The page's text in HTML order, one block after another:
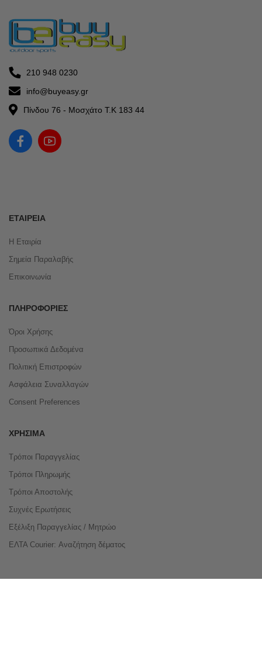
210 948 0230
info@buyeasy.gr
Πίνδου 76 - Μοσχάτο Τ.Κ 183 44
ΕΤΑΙΡΕΊΑ
Η Εταιρία
Σημεία Παραλαβής
Επικοινωνία
ΠΛΗΡΟΦΟΡΊΕΣ
Όροι Χρήσης
Προσωπικά Δεδομένα
Πολιτική Επιστροφών
Ασφάλεια Συναλλαγών
Consent Preferences
ΧΡΉΣΙΜΑ
Τρόποι Παραγγελίας
Τρόποι Πληρωμής
Τρόποι Αποστολής
Συχνές Ερωτήσεις
Εξέλιξη Παραγγελίας / Μητρώο
ΕΛΤΑ Courier: Αναζήτηση δέματος